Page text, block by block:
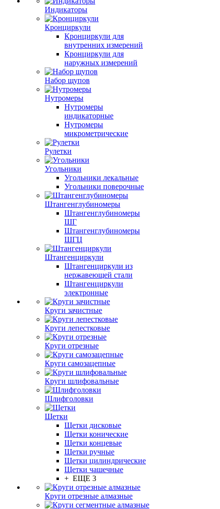
Индикаторы
Кронциркули
Кронциркули для
внутренних измерений
Кронциркули для
наружных измерений
Набор щупов
Нутромеры
Нутромеры
индикаторные
Нутромеры
микрометрические
Рулетки
Угольники
Угольники лекальные
Угольники поверочные
Штангенглубиномеры
Штангенглубиномеры
ШГ
Штангенглубиномеры
ШГЦ
Штангенциркули
Штангенциркули из
нержавеющей стали
Штангенциркули
электронные
Круги зачистные
Круги лепестковые
Круги отрезные
Круги самозацепные
Круги шлифовальные
Шлифголовки
Щетки
Щетки дисковые
Щетки конические
Щетки концевые
Щетки ручные
Щетки цилиндрические
Щетки чашечные
+ ЕЩЕ 3
Круги отрезные алмазные